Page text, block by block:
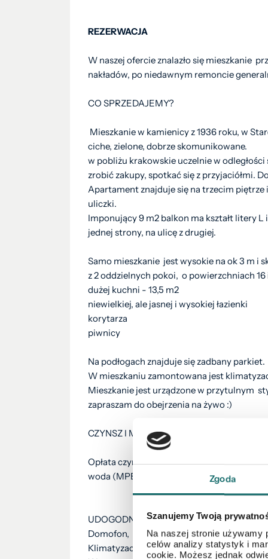
Zgoda
Szanujemy Twoją
Na naszej stronie używamy
celów analizy statystyk i
cookie. Możesz jednak
REZERWACJA
W naszej ofercie znalazło się mieszkanie
nakładów, po niedawnym remoncie
CO SPRZEDAJEMY?
Mieszkanie w kamienicy z 1936 roku, w
ciche, zielone, dobrze skomunikowane.
w pobliżu krakowskie uczelnie w
zrobić zakupy, spotkać się z przyjaciółmi.
Apartament znajduje się na trzecim piętrze
uliczki.
Imponujący 9 m2 balkon ma kształt litery
jednej strony, na ulicę z drugiej.
Samo mieszkanie jest wysokie na ok 3 m i
z 2 oddzielnych pokoi, o powierzchniach 16
dużej kuchni - 13,5 m2
niewielkiej, ale jasnej i wysokiej łazienki
korytarza
piwnicy
Na podłogach znajduje się zadbany parkiet.
W mieszkaniu zamontowana jest
Mieszkanie jest urządzone w przytulnym
zapraszam do obejrzenia na żywo :)
CZYNSZ I MEDIA:
Opłata czynszowa dla tego mieszkania
woda (MPEC)
UDOGODNIENIA:
Domofon,
Klimatyzacja